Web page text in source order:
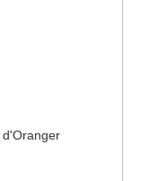
d'Oranger